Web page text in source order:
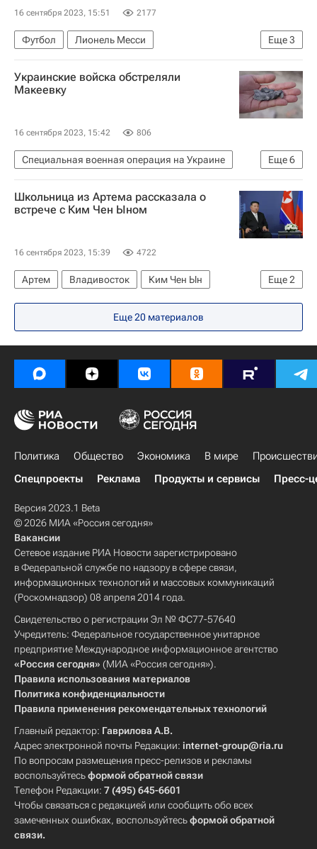
16 сентября 2023, 15:51 2177
Еще3
Футбол
Лионель Месси
Major League Soccer 2025
Херардо Мартино
Интер Майами
Украинские войска обстреляли
Макеевку
16 сентября 2023, 15:42 806
Еще6
Специальная военная операция на Украине
Происшествия
Макеевка
Украина
Донецкая Народная Республика
НАТО
Школьница из Артема рассказала о
встрече с Ким Чен Ыном
16 сентября 2023, 15:39 4722
Еще2
Артем Владивосток
Ким Чен Ын
Приморский край
КНДР
Еще 20 материалов
Политика Общество Экономика В мире
Спецпроекты
Реклама Продукты и сервисы Пресс-
Версия 2023.1 Beta
© 2026 МИА «Россия сегодня»
Вакансии
Сетевое издание РИА Новости зарегистрировано
в Федеральной службе по надзору в сфере связи,
информационных технологий и массовых коммуникаций
(Роскомнадзор) 08 апреля 2014 года.
Свидетельство о регистрации Эл № ФС77-57640
Учредитель: Федеральное государственное унитарное
предприятие Международное информационное агентство
«Россия сегодня» (МИА «Россия сегодня»).
Правила использования материалов
Политика конфиденциальности
Правила применения рекомендательных технологий
Главный редактор: Гаврилова А.В.
Адрес электронной почты Редакции: internet-group@ria.ru
По вопросам размещения пресс-релизов и рекламы
воспользуйтесьформой обратной связи
Телефон Редакции: 7 (495) 645-6601
Чтобы связаться с редакцией или сообщить обо всех
замеченных ошибках, воспользуйтесьформой обратной
связи.